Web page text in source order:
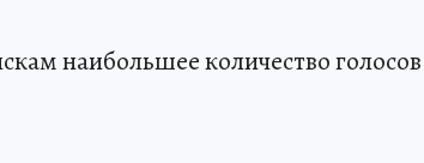
наибольшее количество голосов